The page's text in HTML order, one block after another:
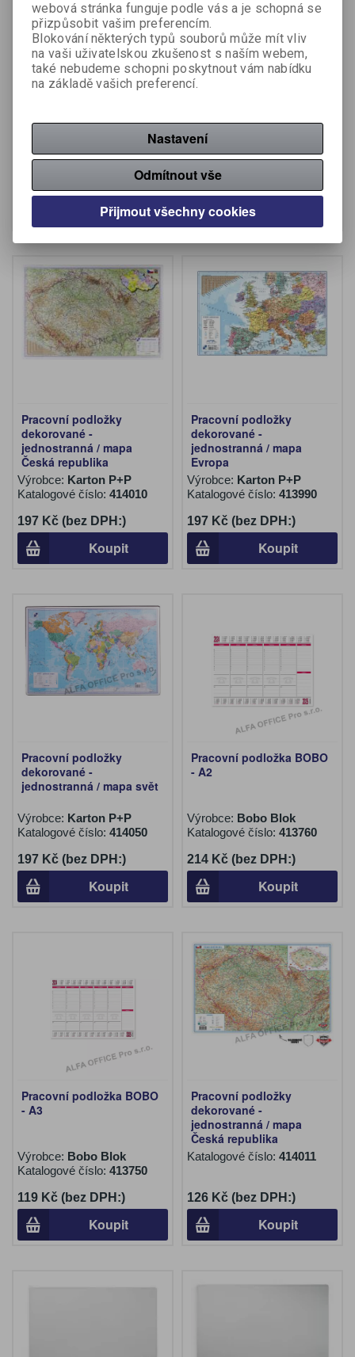
Pracovní podložka plastik
Koupit
Pracovní podložka plastik
Katalogové číslo:
196 Kč (bez DPH:)
Pracovní podložky
dekorované -
jednostranná / mapa
Česká republika
Výrobce: Karton P+P
Katalogové číslo: 414010
197 Kč (bez DPH:)
Koupit
Pracovní podložky
dekorované -
jednostranná / mapa
Evropa
Výrobce: Karton P+P
Katalogové číslo: 413990
197 Kč (bez DPH:)
Koupit
Pracovní podložky
dekorované -
jednostranná / mapa svět
Výrobce: Karton P+P
Katalogové číslo: 414050
197 Kč (bez DPH:)
Koupit
Pracovní podložka BOBO
- A2
Výrobce: Bobo Blok
Katalogové číslo: 413760
214 Kč (bez DPH:)
Koupit
Pracovní podložka BOBO
- A3
Výrobce: Bobo Blok
Katalogové číslo: 413750
119 Kč (bez DPH:)
Koupit
Pracovní podložky
dekorované -
jednostranná / mapa
Česká republika
Katalogové číslo: 414011
126 Kč (bez DPH:)
Koupit
webová stránka funguje podle vás a je schopná se
přizpůsobit vašim preferencím.
Blokování některých typů souborů může mít vliv
na vaši uživatelskou zkušenost s naším webem,
také nebudeme schopni poskytnout vám nabídku
na základě vašich preferencí.
Nastavení
Odmítnout vše
Přijmout všechny cookies